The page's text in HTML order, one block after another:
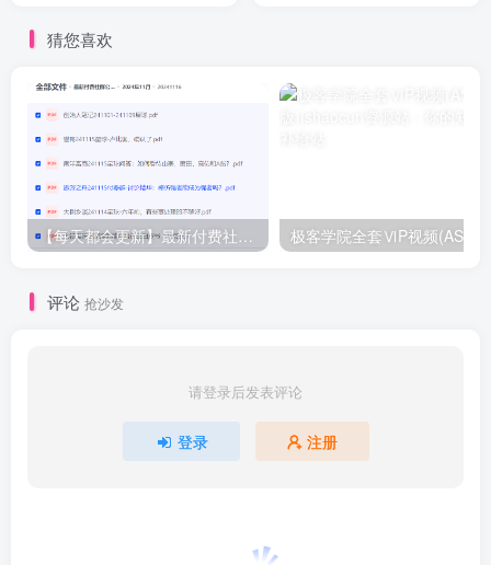
猜您喜欢
【每天都会更新】最新付费社群公众号文章 极客学院全套ⅥP视频(AS版)
评论 抢沙发
请登录后发表评论
登录 注册